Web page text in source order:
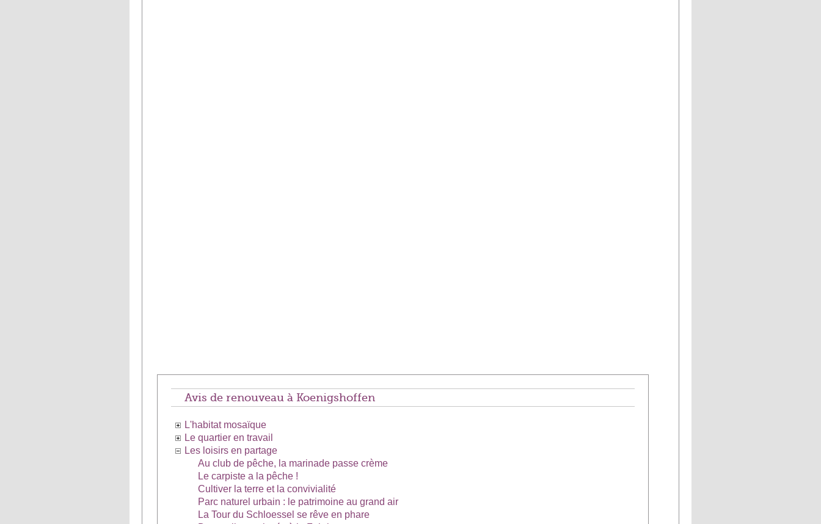
Avis de renouveau à Koenigshoffen
L'habitat mosaïque
Le quartier en travail
Les loisirs en partage
Au club de pêche, la marinade passe crème
Le carpiste a la pêche !
Cultiver la terre et la convivialité
Parc naturel urbain : le patrimoine au grand air
La Tour du Schloessel se rêve en phare